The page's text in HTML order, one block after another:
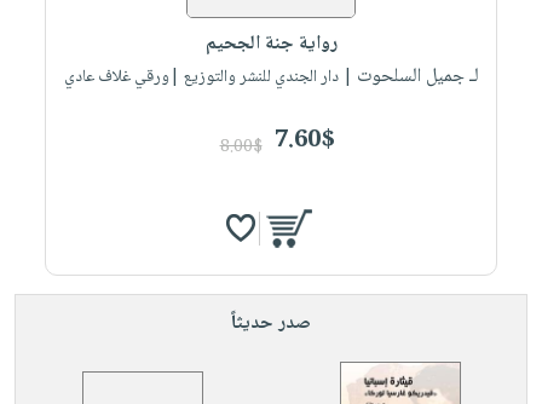
رواية جنة الجحيم
لـ جميل السلحوت | دار الجندي للنشر والتوزيع |ورقي غلاف عادي
7.60$
8.00$
صدر حديثاً